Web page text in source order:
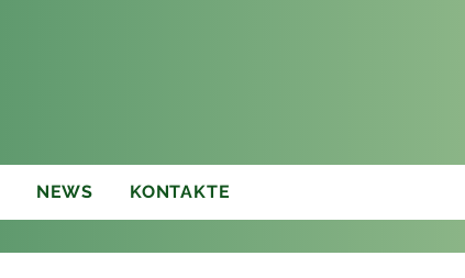
NEWS KONTAKTE